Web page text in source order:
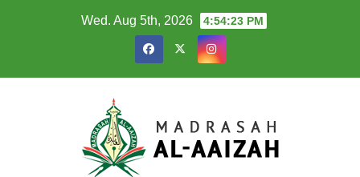
Wed. Aug 5th, 2026 4:54:24 PM